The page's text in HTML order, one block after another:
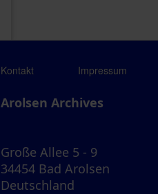
Kontakt Impressum
Arolsen Archives
Große Allee 5 - 9
34454 Bad Arolsen
Deutschland